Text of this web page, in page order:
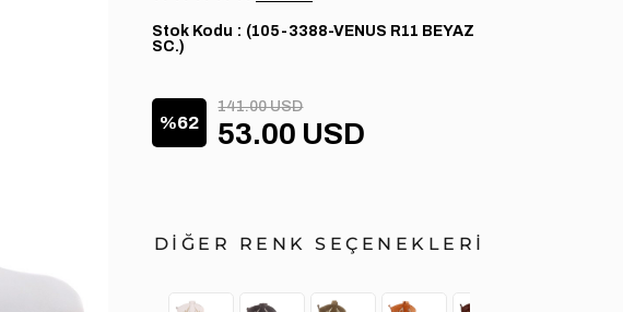
Stok Kodu
(105-3388-VENUS R11 BEYAZ
SC.)
62
141.00 USD
53.00 USD
DİĞER RENK SEÇENEKLERİ